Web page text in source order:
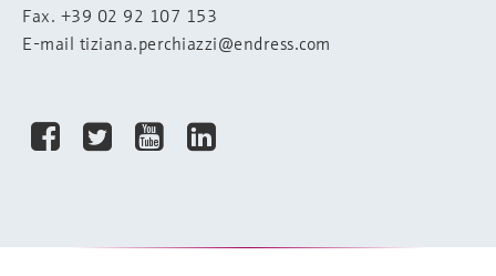
Fax. +39 02 92 107 153
E-mail tiziana.perchiazzi@endress.com